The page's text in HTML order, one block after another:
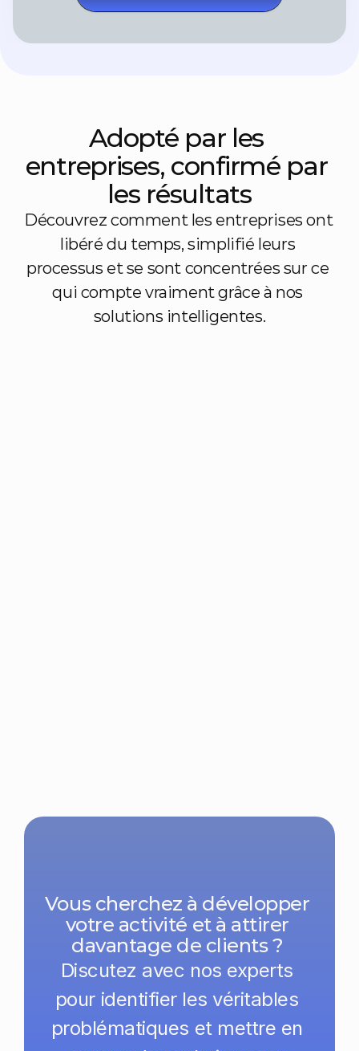
Adopté par les
entreprises, confirmé par
les résultats
Découvrez comment les entreprises ont
libéré du temps, simplifié leurs
processus et se sont concentrées sur ce
qui compte vraiment grâce à nos
solutions intelligentes.
Vous cherchez à développer
votre activité et à attirer
davantage de clients ?
Discutez avec nos experts
pour identifier les véritables
problématiques et mettre en